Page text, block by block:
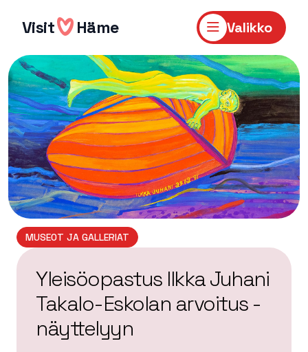
sisältöön
Visit Häme Valikko
MUSEOT JA GALLERIAT
Yleisöopastus Ilkka Juhani
Takalo-Eskolan arvoitus -
näyttelyyn